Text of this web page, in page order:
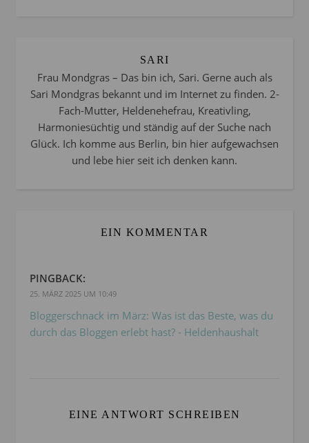
SARI
Frau Mondgras – Das bin ich, Sari. Gerne auch als
Sari Mondgras bekannt und im Internet zu finden. 2-
Fach-Mutter, Heldenehefrau, Kreativling,
Harmoniesüchtig und ständig auf der Suche nach
Glück. Ich komme aus Berlin, bin hier aufgewachsen
und lebe hier seit ich denken kann.
EIN KOMMENTAR
PINGBACK:
25. MÄRZ 2025 UM 10:49
Bloggerschnack im März: Was ist das Beste, was du
durch das Bloggen erlebt hast? - Heldenhaushalt
EINE ANTWORT SCHREIBEN